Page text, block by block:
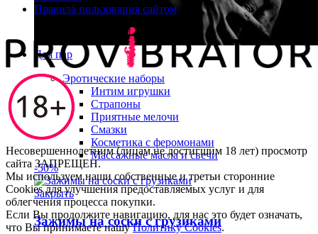
Для пар
Эротические наборы
Интим игрушки
Страпоны
Приятные мелочи
Смазки
Косметика с феромонами
Массажные масла и свечи
-50%
Закрыть
Зажимы на соски с грузиками
Правила пользования сайтом
Несовершеннолетним (лицам не достигшим 18 лет) просмотр
сайта ЗАПРЕЩЕН.
Мы используем наши собственные и третьи сторонние
Cookies для улучшения предоставляемых услуг и для
облегчения процесса покупки.
Если Вы продолжите навигацию, для нас это будет означать,
что Вы принимаете нашуПолитику Cookies.